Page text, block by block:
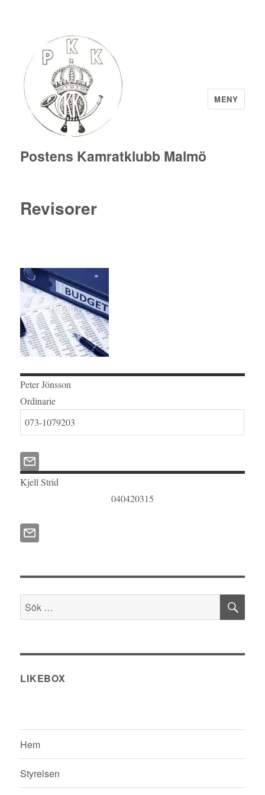
Postens Kamratklubb Malmö
MENY
Revisorer
PeterJönsson
Ordinarie
073-1079203
Kjell Strid
040420315
Sök
efter:
SÖK
LIKEBOX
Hem
Styrelsen